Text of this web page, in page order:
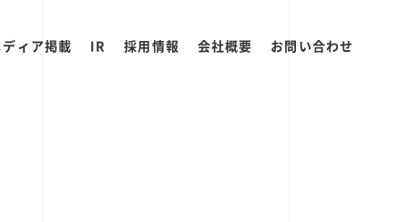
ィア掲載 IR 採用情報 会社概要 お問い合わせ